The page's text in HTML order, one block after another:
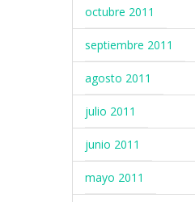
octubre 2011
septiembre 2011
agosto 2011
julio 2011
junio 2011
mayo 2011